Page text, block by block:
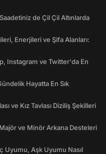
de Çil Çil Altınlarda
Enerjileri ve Şifa Alanları:
Instagram ve Twitter'da En
Hayatta En Sık
ve Kız Tavlası Diziliş Şekilleri
ve Minör Arkana Desteleri
Uyumu, Aşk Uyumu Nasıl